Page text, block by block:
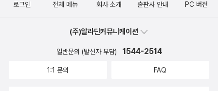
에 많이 와닿는 문장이었습니다. 미워하는 사람을 생각해 보면 좋
것이 삶이겠구나, 그렇게 하면 조금은 마음이 누그러지는구나! 하
는 통찰이 생깁니다.​이제 그림책으로 들어가 보겠습니다. 침대에
로그인 전체 메뉴 회사 소개 출판사 안내 PC 버전
(주)알라딘커뮤니케이션
일반문의 (발신자 부담) 1544-2514
1:1 문의 FAQ